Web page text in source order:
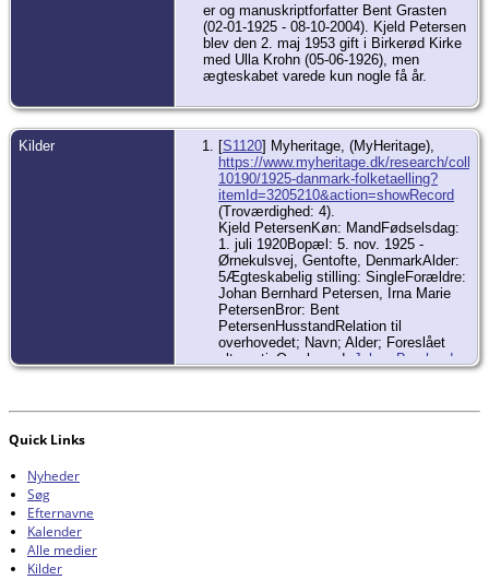
er og manuskriptforfatter Bent Grasten
(02-01-1925 - 08-10-2004). Kjeld Petersen
blev den 2. maj 1953 gift i Birkerød Kirke
med Ulla Krohn (05-06-1926), men
ægteskabet varede kun nogle få år.
Kilder [S1120] Myheritage, (MyHeritage),
https://www.myheritage.dk/research/
10190/1925-danmark-folketaelling?
itemId=3205210&action=showRecord
(Troværdighed: 4).
Kjeld PetersenKøn: MandFødselsdag:
1. juli 1920Bopæl: 5. nov. 1925 -
Ørnekulsvej, Gentofte, DenmarkAlder:
5Ægteskabelig stilling: SingleForældre:
Johan Bernhard Petersen, Irna Marie
PetersenBror: Bent
PetersenHusstandRelation til
overhovedet; Navn; Alder; Foreslået
alternativOverhoved;
Johan Bernhard
Petersen; 29; Hustru;Irna Marie
Søn;Bent Petersen; 10 måneder;
Quick Links
Nyheder
Søg
Efternavne
Kalender
Alle medier
Kilder